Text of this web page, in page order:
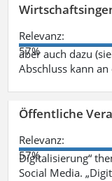
Relevanz:
57%
aber auch dazu
Abschluss kann
Öffentliche
Relevanz:
57%
Digitalisierung“
Social Media.